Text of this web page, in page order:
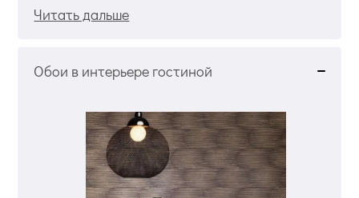
Читать дальше
Обои в интерьере гостиной